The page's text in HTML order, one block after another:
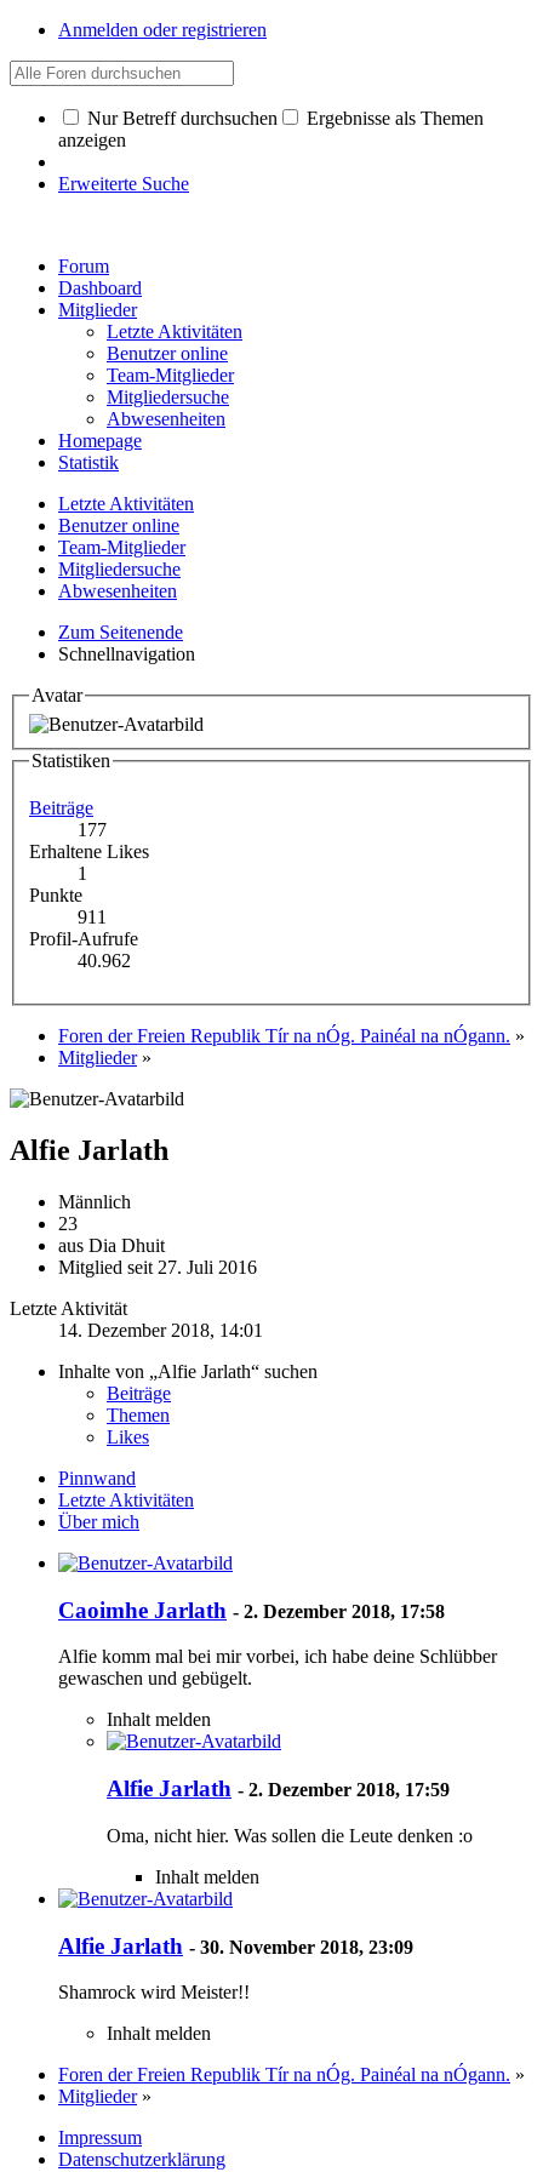
Anmelden oder registrieren
Nur Betreff durchsuchen
Ergebnisse als Themen
anzeigen
Erweiterte Suche
Forum
Dashboard
Mitglieder
Letzte Aktivitäten
Benutzer online
Team-Mitglieder
Mitgliedersuche
Abwesenheiten
Homepage
Statistik
Letzte Aktivitäten
Benutzer online
Team-Mitglieder
Mitgliedersuche
Abwesenheiten
Zum Seitenende
Schnellnavigation
Avatar
Statistiken
Beiträge
177
Erhaltene Likes
1
Punkte
911
Profil-Aufrufe
40.962
Foren der Freien Republik Tír na nÓg. Painéal na nÓgann. »
Mitglieder »
Alfie Jarlath
Männlich
23
aus Dia Dhuit
Mitglied seit 27. Juli 2016
Letzte Aktivität
14. Dezember 2018, 14:01
Inhalte von „Alfie Jarlath“ suchen
Beiträge
Themen
Likes
Pinnwand
Letzte Aktivitäten
Über mich
Caoimhe Jarlath - 2. Dezember 2018, 17:58
Alfie komm mal bei mir vorbei, ich habe deine Schlübber
gewaschen und gebügelt.
Inhalt melden
Alfie Jarlath - 2. Dezember 2018, 17:59
Oma, nicht hier. Was sollen die Leute denken :o
Inhalt melden
Alfie Jarlath - 30. November 2018, 23:09
Shamrock wird Meister!!
Inhalt melden
Foren der Freien Republik Tír na nÓg. Painéal na nÓgann. »
Mitglieder »
Impressum
Datenschutzerklärung